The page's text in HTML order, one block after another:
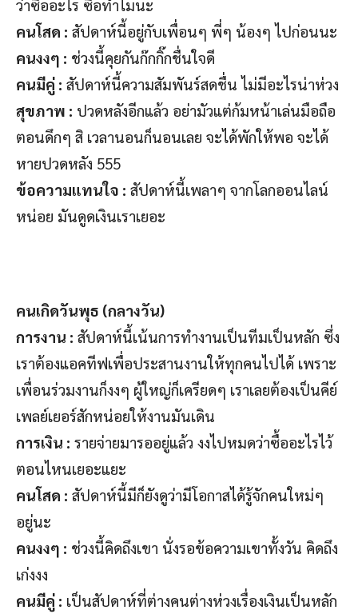
ว่าซื้ออะไร ซื้อทำไมนะ
คนโสด : สัปดาห์นี้อยู่กับเพื่อนๆ พี่ๆ น้องๆ ไปก่อนนะ
คนงงๆ : ช่วงนี้คุยกันก๊กกิ๊กชื่นใจดี
คนมีคู่ : สัปดาห์นี้ความสัมพันร์สดชื่น ไม่มีอะไรน่าห่วง
สุขภาพ : ปวดหลังอีกแล้ว อย่ามัวแต่ก้มหน้าเล่นมือถือ
ตอนดึกๆ สิ เวลานอนก็นอนเลย จะได้พักให้พอ จะได้
หายปวดหลัง 555
ข้อความแทนใจ : สัปดาห์นี้เพลาๆ จากโลกออนไลน์
หน่อย มันดูดเงินเราเยอะ
คนเกิดวันพุธ (กลางวัน)
การงาน : สัปดาห์นี้เน้นการทำงานเป็นทีมเป็นหลัก ซึ่ง
เราต้องแอคทีฟเพื่อประสานงานให้ทุกคนไปได้ เพราะ
เพื่อนร่วมงานก็งงๆ ผู้ใหญ่ก็เครียดๆ เราเลยต้องเป็นคีย์
เพลย์เยอร์สักหน่อยให้งานมันเดิน
การเงิน : รายจ่ายมารออยู่แล้ว งงไปหมดว่าซื้ออะไรไว้
ตอนไหนเยอะแยะ
คนโสด : สัปดาห์นี้มีก็ยังดูว่ามีโอกาสได้รู้จักคนใหม่ๆ
อยู่นะ
คนงงๆ : ช่วงนี้คิดถึงเขา นั่งรอข้อความเขาทั้งวัน คิดถึง
เก่งงง
คนมีคู่ : เป็นสัปดาห์ที่ต่างคนต่างห่วงเรื่องเงินเป็นหลัก